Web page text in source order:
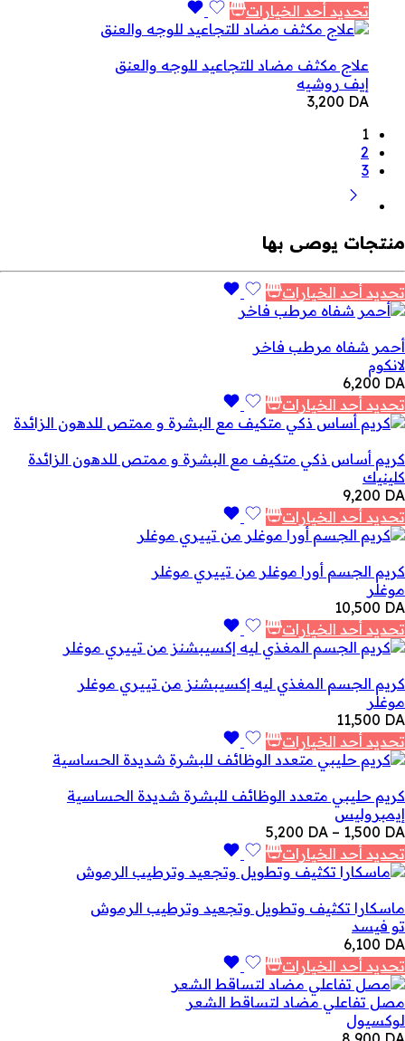
تحديد أحد الخيارات
علاج مكثف مضاد للتجاعيد للوجه والعنق
إيف روشيه
3,200 DA
1
2
3
منتجات يوصى بها
تحديد أحد الخيارات
أحمر شفاه مرطب فاخر
لانكوم
6,200 DA
تحديد أحد الخيارات
كريم أساس ذكي متكيف مع البشرة و ممتص للدهون الزائدة
كلينيك
9,200 DA
تحديد أحد الخيارات
كريم الجسم أورا موغلر من تييري موغلر
موغلر
10,500 DA
تحديد أحد الخيارات
كريم الجسم المغذي ليه إكسيبشنز من تييري موغلر
موغلر
11,500 DA
تحديد أحد الخيارات
كريم حليبي متعدد الوظائف للبشرة شديدة الحساسية
إيمبروليس
1,500 DA
–
5,200 DA
نطاق
السعر:
من
خلال
تحديد أحد الخيارات
ماسكارا تكثيف وتطويل وتجعيد وترطيب الرموش
تو فيسد
6,100 DA
تحديد أحد الخيارات
مصل تفاعلي مضاد لتساقط الشعر
لوكسيول